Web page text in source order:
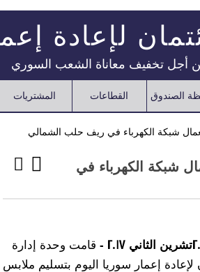
لإعادة
أجل تخفيف معاناة الشعب السوري
الصندوق القطاعات المشتريات
شبكة الكهرباء في ريف حلب الشمالي
شبكة الكهرباء في
-قامت وحدة إدارة
لإعادة إعمار سوريا اليوم بتسليم ملابس